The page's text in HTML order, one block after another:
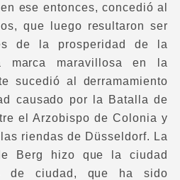
ese entonces, concedió al
que luego resultaron ser
de la prosperidad de la
marca maravillosa en la
sucedió al derramamiento
causado por la Batalla de
el Arzobispo de Colonia y
riendas de Düsseldorf. La
Berg hizo que la ciudad
de ciudad, que ha sido